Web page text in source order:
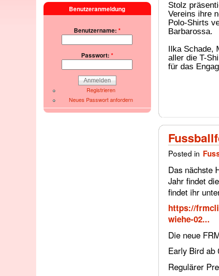
Stolz
Vereins ihre
Polo-Shirts
Barbarossa.
Ilka Schade,
aller die T-
für das
Posted in
Das nächste
Jahr findet
findet ihr
https://
wiehe-02...
Die neue
Early Bird ab
Regulärer
Benutzeranmeldung
Benutzername: *
Passwort: *
Registrieren
Neues Passwort anfordern